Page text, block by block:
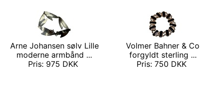
Arne Johansen sølv Lille
moderne armbånd ...
Pris: 975 DKK
Volmer Bahner & Co
forgyldt sterling ...
Pris: 750 DKK